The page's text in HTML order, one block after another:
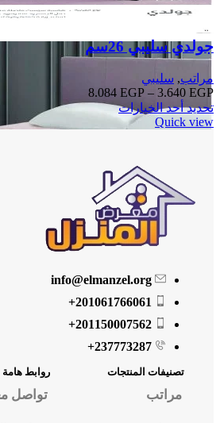
أضف الى المفضلة
جولدي سليبي 26سم
مراتب, سليبي
3.640 EGP
–
8.084 EGP
تحديد أحد الخيارات
Quick view
info@elmanzel.org
201061766061+
201150007562+
237773287+
تصنيفات المنتجات
مراتب
روابط هامة
تواصل